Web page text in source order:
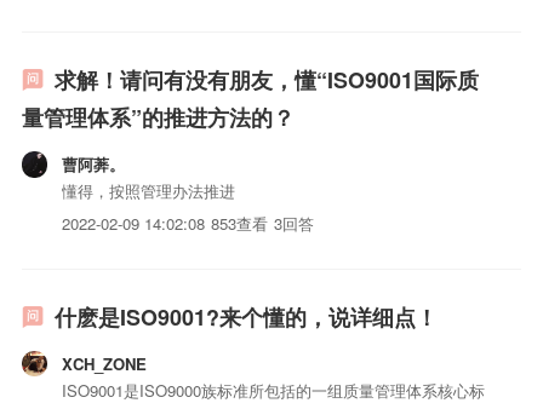
求解！请问有没有朋友，懂“ISO9001国际质
量管理体系”的推进方法的？
曹阿莾。
懂得，按照管理办法推进
2022-02-09 14:02:08 853查看 3回答
什麽是ISO9001?来个懂的，说详细点！
XCH_ZONE
ISO9001是ISO9000族标准所包括的一组质量管理体系核心标